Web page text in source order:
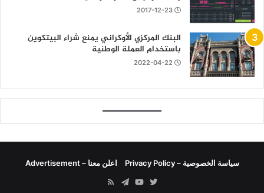
2017-12-23
البنك المركزي الأوكراني يمنع شراء البيتكوين
باستخدام العملة الوطنية
2022-04-22
سياسة الخصوصية – Privacy Policy اعلن معنا – Advertisement